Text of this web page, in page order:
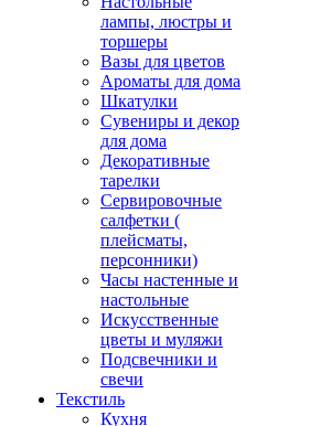
лампы, люстры и
торшеры
Вазы для цветов
Ароматы для дома
Шкатулки
Сувениры и декор
для дома
Декоративные
тарелки
Сервировочные
салфетки (
плейсматы,
персонники)
Часы настенные и
настольные
Искусственные
цветы и муляжи
Подсвечники и
свечи
Текстиль
Кухня